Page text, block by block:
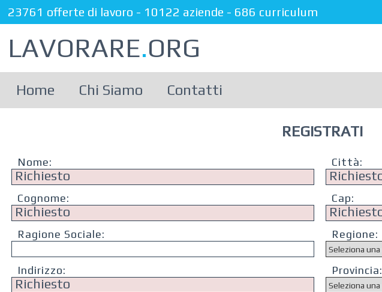
23761 offerte di lavoro - 10122 aziende - 686 curriculum
LAVORARE.ORG
Home Chi Siamo Contatti
REGISTRATI
Nome:
Cognome:
Ragione Sociale:
Indirizzo:
Città:
Cap:
Regione:
Provincia: